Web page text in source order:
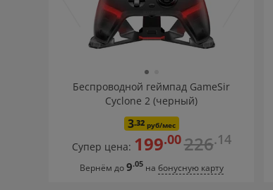
Беспроводной геймпад GameSir
Cyclone 2 (черный)
3.32руб/мес
Супер цена: 199.00226.14
Вернём до9.05 на бонусную карту